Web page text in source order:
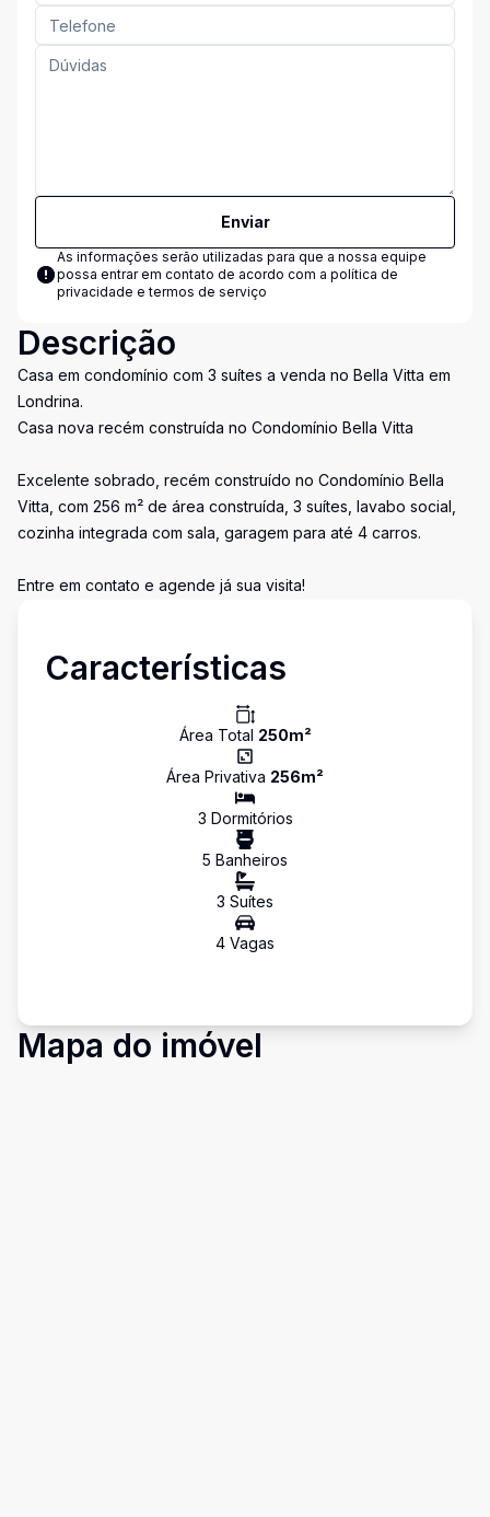
Enviar
As informações serão utilizadas para que a nossa equipe
possa entrar em contato de acordo com a política de
privacidade e termos de serviço
Descrição
Casa em condomínio com 3 suítes a venda no Bella Vitta em
Londrina.
Casa nova recém construída no Condomínio Bella Vitta
Excelente sobrado, recém construído no Condomínio Bella
Vitta, com 256 m² de área construída, 3 suítes, lavabo social,
cozinha integrada com sala, garagem para até 4 carros.
Entre em contato e agende já sua visita!
Características
Área Total 250m²
Área Privativa 256m²
3 Dormitórios
5 Banheiros
3 Suítes
4 Vagas
Mapa do imóvel